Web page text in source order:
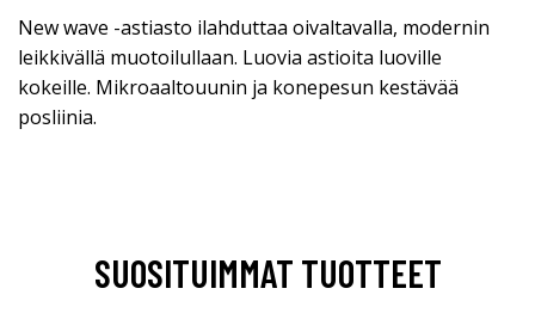
New wave -astiasto ilahduttaa oivaltavalla, modernin
leikkivällä muotoilullaan. Luovia astioita luoville
kokeille. Mikroaaltouunin ja konepesun kestävää
posliinia.
SUOSITUIMMAT TUOTTEET